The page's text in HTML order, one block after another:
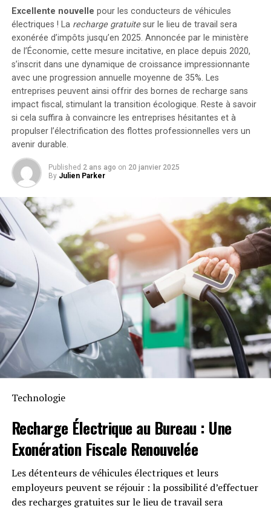
de stockage énergétique, il est possible d’intégrer
jusqu’à cinq batteries supplémentaires de 1,6
kilowattheure chacune, augmentant la capacité totale à
9,6 kilowattheures.
Intégration dans un Écosystème
Intelligent
Le Solarbank 2 AC s’intègre parfaitement dans un
écosystème énergétique intelligent grâce à sa
compatibilité avec le compteur Anker SOLIX Smart et
les prises intelligentes proposées par Anker. cette
consommation électrique tout en réduisant les pertes
énergétiques inutiles. De plus, Anker SOLIX prévoit
d’étendre cette compatibilité aux dispositifs Shelly.
Durabilité et Résistance aux
Intempéries
Anker SOLIX met également l’accent sur la longévité du
Solarbank 2 AC. Conçu pour supporter au moins6000
cycles de charge, cet appareil a une durée de vie
estimée dépassant quinze ans. Il est accompagné d’une
garantie fabricant décennale et possède une
intempéries tout en étant capable de fonctionner dans
des températures variant entre -20 °C et +55 °C.
Disponibilité et Offres
Promotionnelles
Le solarbank 2 AC est disponible sur le site officiel
Excellente nouvelle pour les conducteurs de véhicules
électriques ! La recharge gratuitesur le lieu de travail sera
exonérée d’impôts jusqu’en 2025. Annoncée par le ministère
de l’Économie, cette mesure incitative, en place depuis 2020,
s’inscrit dans une dynamique de croissance impressionnante
avec une progression annuelle moyenne de 35%. Les
entreprises peuvent ainsi offrir des bornes de recharge sans
impact fiscal, stimulant la transition écologique. Reste à savoir
si cela suffira à convaincre les entreprises hésitantes et à
propulser l’électrification des flottes professionnelles vers un
avenir durable.
Published 2 ans ago on 20 janvier 2025
By Julien Parker
Technologie
Recharge Électriqueau Bureau : Une
Exonération FiscaleRenouvelée
Les détenteurs de véhicules électriques et leurs
employeurs peuvent se réjouir : la possibilité d’effectuer
des recharges gratuites sur le lieu de travail sera